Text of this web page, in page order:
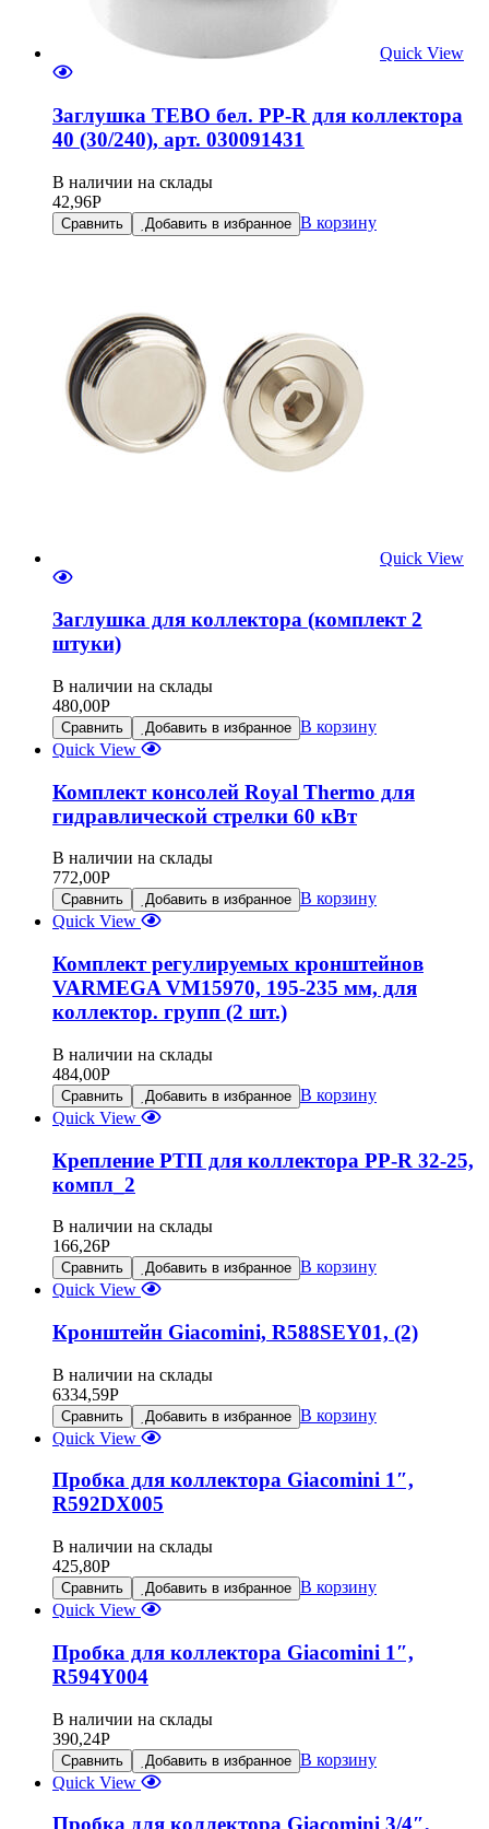
Quick View
Заглушка TEBO бел. PP-R для коллектора
40 (30/240), арт. 030091431
В наличии на склады
42,96Р
Сравнить Добавить в избранное В корзину
Quick View
Заглушка для коллектора (комплект 2
штуки)
В наличии на склады
480,00Р
Сравнить Добавить в избранное В корзину
Quick View
Комплект консолей Royal Thermo для
гидравлической стрелки 60 кВт
В наличии на склады
772,00Р
Сравнить Добавить в избранное В корзину
Quick View
Комплект регулируемых кронштейнов
VARMEGA VM15970, 195-235 мм, для
коллектор. групп (2 шт.)
В наличии на склады
484,00Р
Сравнить Добавить в избранное В корзину
Quick View
Крепление РТП для коллектора PP-R 32-25,
компл_2
В наличии на склады
166,26Р
Сравнить Добавить в избранное В корзину
Quick View
Кронштейн Giacomini, R588SEY01, (2)
В наличии на склады
6334,59Р
Сравнить Добавить в избранное В корзину
Quick View
Пробка для коллектора Giacomini 1″,
R592DX005
В наличии на склады
425,80Р
Сравнить Добавить в избранное В корзину
Quick View
Пробка для коллектора Giacomini 1″,
R594Y004
В наличии на склады
390,24Р
Сравнить Добавить в избранное В корзину
Quick View